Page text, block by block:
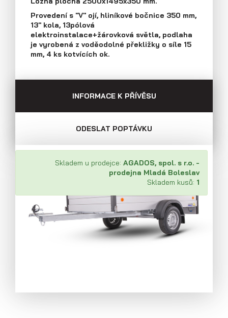
Průmyslová 2081, 594 01 Velké Meziříčí
Tel: +420 566 653 311
Fax: +420 566 653 368
E-mail: obchod@agados.cz
Přívěsy s koly vedle ložné plochy
(plechové bočnice)
Přívěsy s koly vedle ložné plochy
(překližkové a hliníkové bočnice)
Provedení s "V" ojí, hliníkové bočnice 350 mm,
13" kola, 13pólová
elektroinstalace+žárovková světla, podlaha
je vyrobená z voděodolné překližky o síle 15
mm, 4 ks kotvících ok.
INFORMACE K PŘÍVĚSU
ODESLAT POPTÁVKU
Skladem u prodejce: AGADOS, spol. s r.o. -
prodejna Mladá Boleslav
Skladem kusů: 1